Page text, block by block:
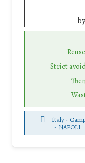
Strict
Italy -
- NAPOLI